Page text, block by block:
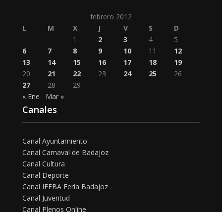
febrero 2012
L
M X J V S
D
1
2 3 4
5
6
7 8 9 10 11
12
13
14 15 16 17 18
19
20
21 22 23 24 25
26
27
28
29
« Ene
Mar »
Canales
Canal Ayuntamiento
Canal Carnaval de Badajoz
Canal Cultura
Canal Deporte
Canal IFEBA Feria Badajoz
Canal Juventud
Canal Plenos Online